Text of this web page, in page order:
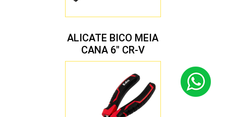
ALICATE BICO MEIA
CANA 6″ CR-V